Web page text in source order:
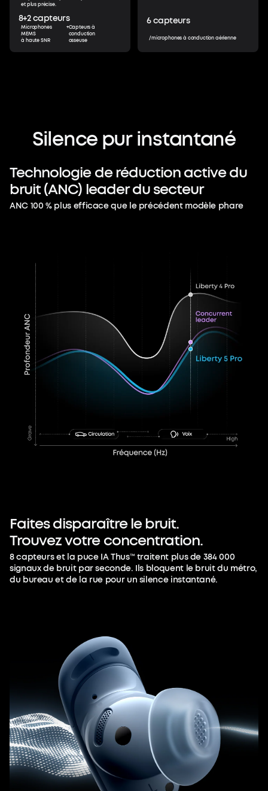
et plus précise.
8+2capteurs
Microphones
MEMS
à haute SNR
+Capteurs à
conduction
osseuse
6capteurs
/microphones à conduction aérienne
Protégez votre
concentration.
Faire taire le monde, ce n'est que la
première étape. Plongez dans un son
adapté à votre audition, et contrôlez
Silence pur instantané
Technologie de réductionactivedu
bruit(ANC) leaderdusecteur
ANC 100 % plus efficace que le précédent modèle phare
Faitesdisparaîtrelebruit.
Trouvezvotre concentration.
8 capteurs et la puce IA Thus™ traitent plus de 384 000
signaux de bruit par seconde. Ils bloquent le bruit du métro,
du bureau et de la rue pour un silence instantané.